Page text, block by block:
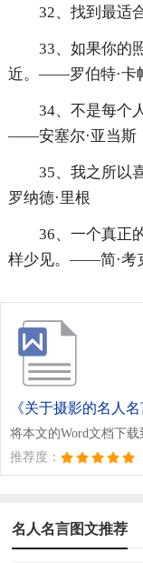
32、找到最适
33、如果你的
近。——罗伯特·卡
34、不是每个
——安塞尔·亚当斯
35、我之所以
罗纳德·里根
36、一个真正
样少见。——简·考
《关于摄影的名人名
将本文的Word文档下
推荐度：
名人名言图文推荐